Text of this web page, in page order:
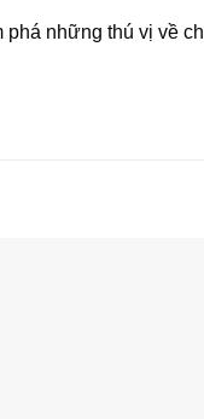
những thú vị về